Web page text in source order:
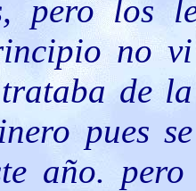
pero los
no
trataba de
pues
año.